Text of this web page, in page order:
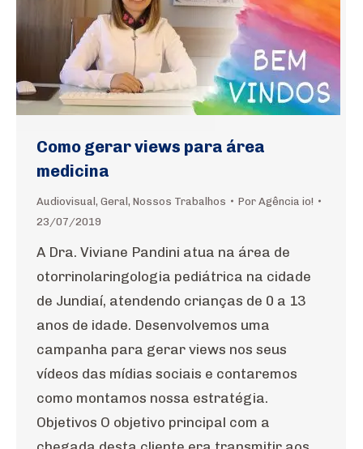
Como gerar views para área
medicina
Audiovisual , Geral , Nossos Trabalhos Por Agência io!
23/07/2019
A Dra. Viviane Pandini atua na área de
otorrinolaringologia pediátrica na cidade
de Jundiaí, atendendo crianças de 0 a 13
anos de idade. Desenvolvemos uma
campanha para gerar views nos seus
vídeos das mídias sociais e contaremos
como montamos nossa estratégia.
Objetivos O objetivo principal com a